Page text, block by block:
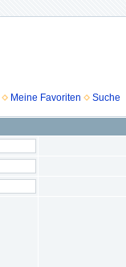
Meine Favoriten Suche